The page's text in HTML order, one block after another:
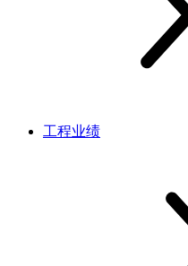
工程业绩